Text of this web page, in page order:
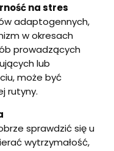
na stres
adaptogennych,
w okresach
prowadzących
lub
może być
rutyny.
sprawdzić się u
wytrzymałość,